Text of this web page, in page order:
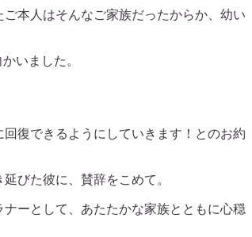
本人はそんなご家族だったからか、幼い
いました。
復できるようにしていきます！とのお約
びた彼に、賛辞をこめて。
ーとして、あたたかな家族とともに心穏